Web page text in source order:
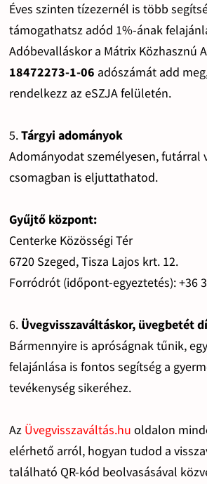
Éves szinten tízezernél is több
támogathatsz adód 1%-ának
Adóbevalláskor a Mátrix Közhasznú
18472273-1-06 adószámát add
rendelkezz az eSZJA felületén.
5.Tárgyi adományok
Adományodat személyesen, futárral
csomagban is eljuttathatod.
Gyűjtő központ:
Centerke Közösségi Tér
6720 Szeged, Tisza Lajos krt. 12.
Forródrót (időpont-egyeztetés): +36
6. Üvegvisszaváltáskor, üvegbetét
Bármennyire is apróságnak tűnik,
felajánlása is fontos segítség a
tevékenység sikeréhez.
Az Üvegvisszaváltás.hu oldalon
elérhető arról, hogyan tudod a
található QR-kód beolvasásával